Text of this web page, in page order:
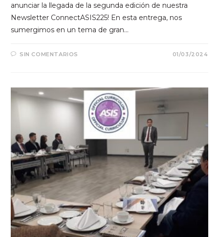
anunciar la llegada de la segunda edición de nuestra
Newsletter ConnectASIS225! En esta entrega, nos
sumergimos en un tema de gran…
SIN COMENTARIOS 01/03/2024